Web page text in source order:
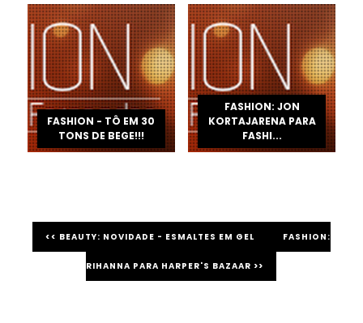
FASHION - TÔ EM 30
TONS DE BEGE!!!
FASHION: JON
KORTAJARENA PARA
FASHI...
<< BEAUTY: NOVIDADE - ESMALTES EM GEL FASHION:
RIHANNA PARA HARPER'S BAZAAR >>